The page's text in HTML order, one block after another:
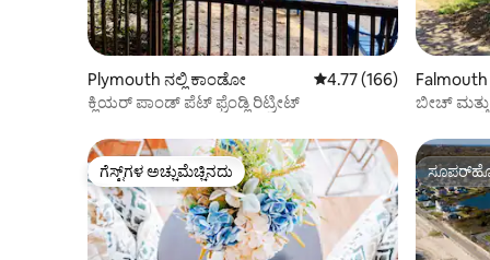
Plymouth ನಲ್ಲಿ ಕಾಂಡೋ 5 ರಲ್ಲಿ 4.77 ಸರಾಸರಿ
4.77 (166)
ಕ್ಲಿಯರ್ ಪಾಂಡ್ ಪೆಟ್ ಫ್ರೆಂಡ್ಲಿ ರಿಟ್ರೀಟ್
ಬೀಚ್
ಗೆಸ್ಟ್‌ಗಳ ಅಚ್ಚುಮೆಚ್ಚಿನದು
ಗೆಸ್ಟ್‌ಗಳ ಅಚ್ಚುಮೆಚ್ಚಿನದು